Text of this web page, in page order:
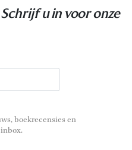
u in voor onze
boekrecensies en